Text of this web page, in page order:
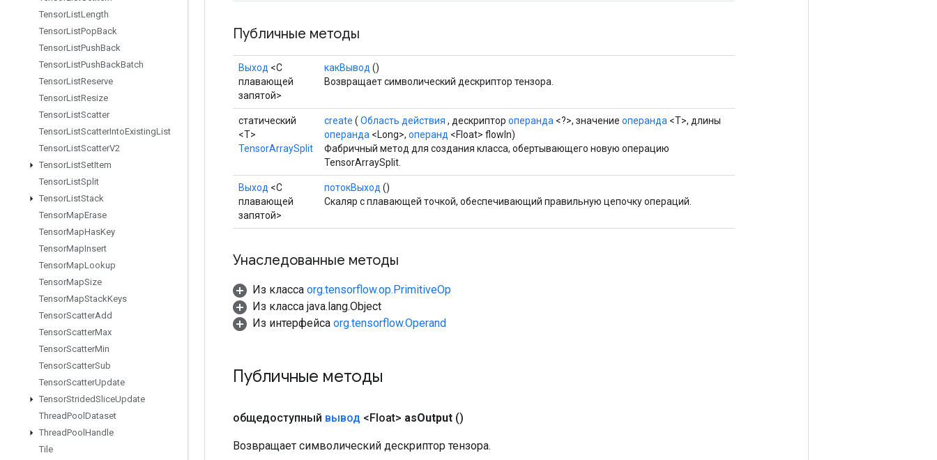
TensorListLength
TensorListPopBack
TensorListPushBack
TensorListPushBackBatch
TensorListReserve
TensorListResize
TensorListScatter
TensorListScatterIntoExistingList
TensorListScatterV2
TensorListSetItem
TensorListSplit
TensorListStack
TensorMapErase
TensorMapHasKey
TensorMapInsert
TensorMapLookup
TensorMapSize
TensorMapStackKeys
TensorScatterAdd
TensorScatterMax
TensorScatterMin
TensorScatterSub
TensorScatterUpdate
TensorStridedSliceUpdate
ThreadPool Dataset
ThreadPool Handle
Tile
Публичные методы
Выход <С
плавающей
запятой>
какВывод ()
Возвращает символический дескриптор тензора.
статический
<T>
TensorArraySplit
create ( Область действия , дескриптор операнда <?>, значение операнда <T>, длины
операнда <Long>, операнд <Float> flowIn)
Фабричный метод для создания класса, обертывающего новую операцию
TensorArraySplit.
Выход <С
плавающей
запятой>
потокВыход ()
Скаляр с плавающей точкой, обеспечивающий правильную цепочку операций.
Унаследованные методы
Из класса org.tensorflow.op.PrimitiveOp
Из класса java.lang.Object
Из интерфейса org.tensorflow.Operand
Публичные методы
общедоступный вывод <Float> asOutput ()
Возвращает символический дескриптор тензора.